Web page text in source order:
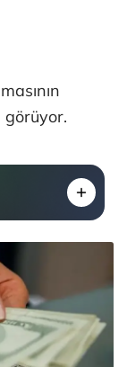
görüyor.